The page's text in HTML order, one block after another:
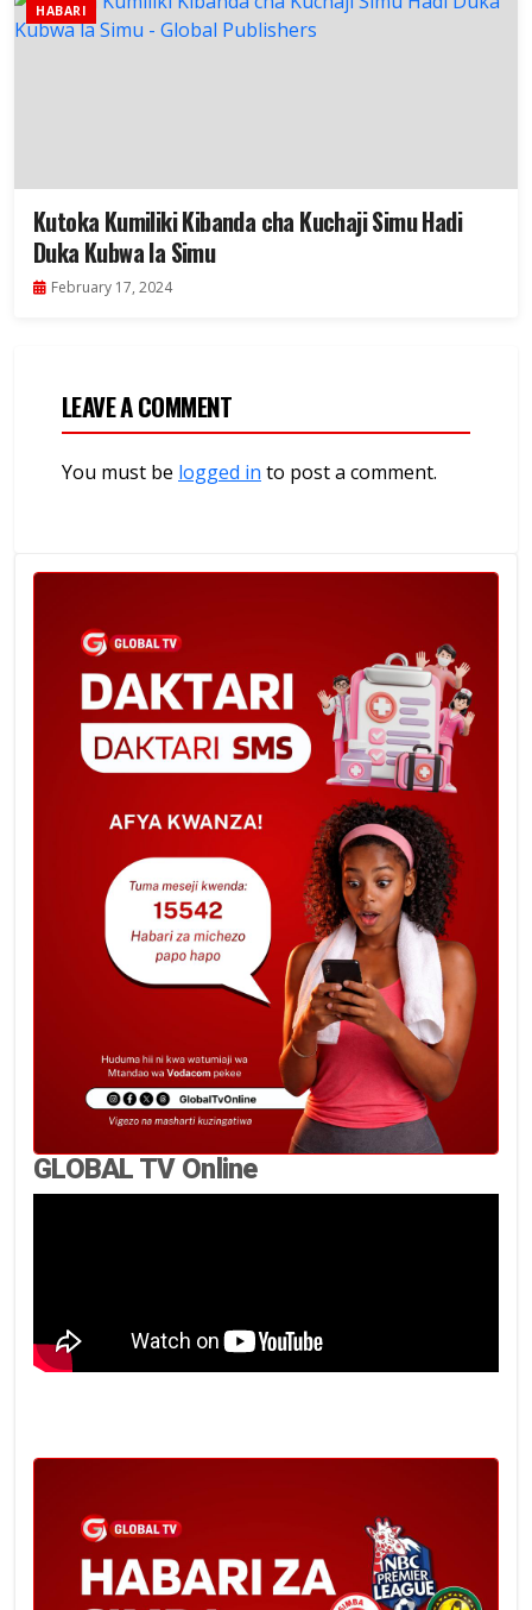
HABARI
Kutoka Kumiliki Kibanda cha Kuchaji Simu Hadi
Duka Kubwa la Simu
February 17, 2024
LEAVE A COMMENT
You must be logged in to post a comment.
GLOBAL TV Online